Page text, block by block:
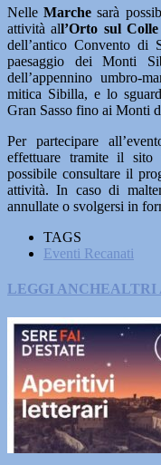
NelleMarche sarà
attività all’Orto sul
dell’antico Convento di
paesaggio dei Monti
dell’appennino umbro-
mitica Sibilla, e lo
Gran Sasso fino ai Monti
Per partecipare
effettuare tramite il sito
possibile consultare il
attività. In caso di
annullate o svolgersi in
TAGS
Eventi Recanati
LEGGI ANCHEALTRI